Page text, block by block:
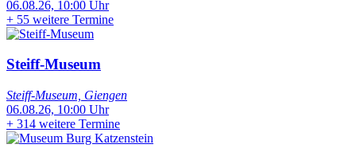
06.08.26, 10:00 Uhr
+ 55 weitere Termine
Steiff-Museum
Steiff-Museum, Giengen
06.08.26, 10:00 Uhr
+ 314 weitere Termine